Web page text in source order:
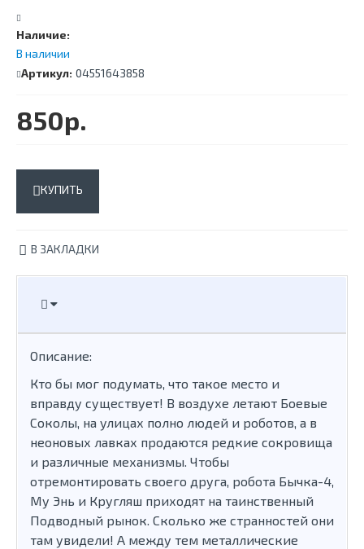
Наличие:
В наличии
Артикул: 04551643858
850р.
КУПИТЬ
В ЗАКЛАДКИ
Описание:
Кто бы мог подумать, что такое место и
вправду существует! В воздухе летают Боевые
Соколы, на улицах полно людей и роботов, а в
неоновых лавках продаются редкие сокровища
и различные механизмы. Чтобы
отремонтировать своего друга, робота Бычка-4,
Му Энь и Кругляш приходят на таинственный
Подводный рынок. Сколько же странностей они
там увидели! А между тем металлические